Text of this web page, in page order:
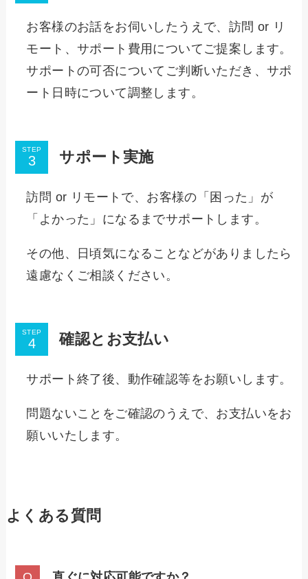
お客様のお話をお伺いしたうえで、訪問 or リ
モート、サポート費用についてご提案します。
サポートの可否についてご判断いただき、サポ
ート日時について調整します。
STEP サポート実施
訪問 or リモートで、お客様の「困った」が
「よかった」になるまでサポートします。
その他、日頃気になることなどがありましたら
遠慮なくご相談ください。
STEP 確認とお支払い
サポート終了後、動作確認等をお願いします。
問題ないことをご確認のうえで、お支払いをお
願いいたします。
よくある質問